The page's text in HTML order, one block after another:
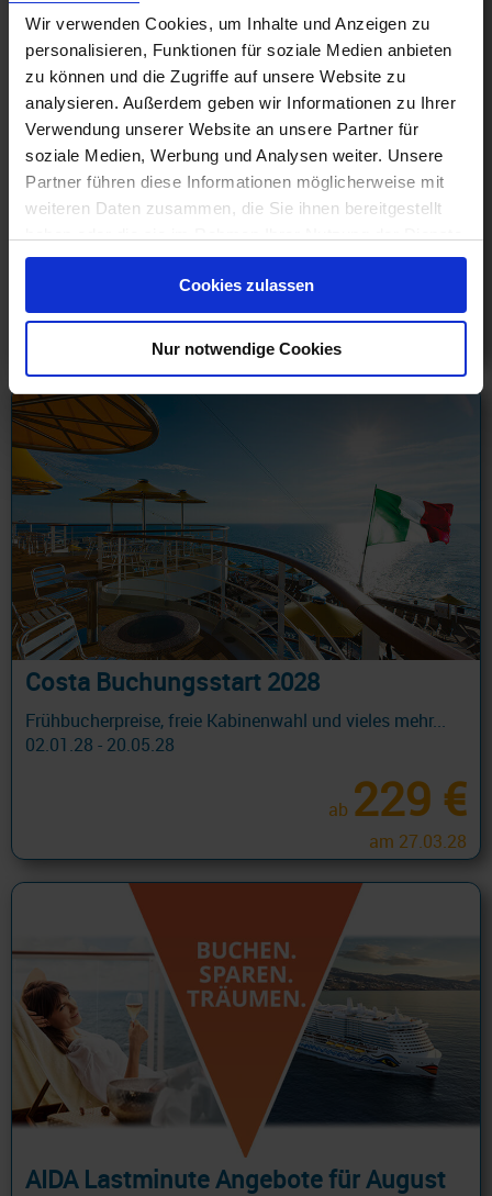
Wir verwenden Cookies, um Inhalte und Anzeigen zu
personalisieren, Funktionen für soziale Medien anbieten
zu können und die Zugriffe auf unsere Website zu
analysieren. Außerdem geben wir Informationen zu Ihrer
Verwendung unserer Website an unsere Partner für
soziale Medien, Werbung und Analysen weiter. Unsere
Partner führen diese Informationen möglicherweise mit
weiteren Daten zusammen, die Sie ihnen bereitgestellt
gesammelt haben.
Cookies zulassen
Nur notwendige Cookies
nicko cruises - Buchungsstart Fluss
2027
Auf Schnupperkurs entlang der österreichischen Donau
07.03.27 - 25.11.27
ab349 €
Costa Buchungsstart 2028
Frühbucherpreise, freie Kabinenwahl und vieles mehr...
02.01.28 - 20.05.28
ab 229 €
am 27.03.28
AIDA Lastminute Angebote für August